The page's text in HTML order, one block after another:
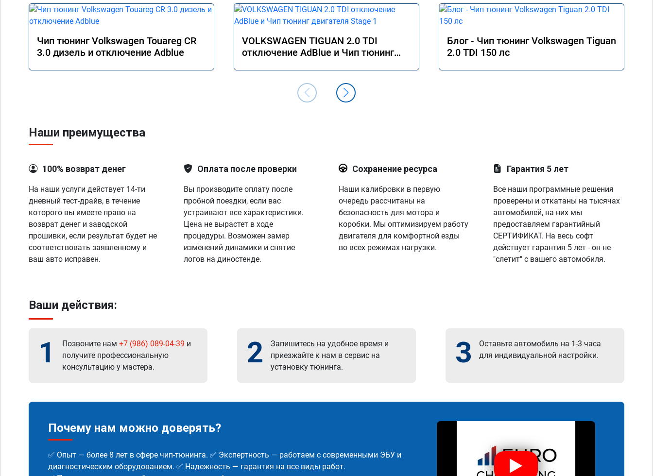
Чип тюнинг Volkswagen Touareg CR
3.0 дизель и отключение Adblue
VOLKSWAGEN TIGUAN 2.0 TDI
отключение AdBlue и Чип тюнинг
Блог - Чип тюнинг Volkswagen Tiguan
2.0 TDI 150 лс
Наши преимущества
100% возврат денег
На наши услуги действует 14-ти
дневный тест-драйв, в течение
которого вы имеете право на
возврат денег и заводской
прошивки, если результат будет не
соответствовать заявленному и
ваш авто исправен.
Оплата после проверки
Вы производите оплату после
пробной поездки, если вас
устраивают все характеристики.
Цена не вырастет в ходе
процедуры. Возможен замер
изменений динамики и снятие
логов на диностенде.
Сохранение ресурса
Наши калибровки в первую
очередь рассчитаны на
безопасность для мотора и
коробки. Мы оптимизируем работу
двигателя для комфортной езды
во всех режимах нагрузки.
Гарантия 5 лет
Все наши программные решения
проверены и откатаны на тысячах
автомобилей, на них мы
предоставляем гарантийный
СЕРТИФИКАТ. На весь софт
действует гарантия 5 лет - он не
"слетит" с вашего автомобиля.
Ваши действия:
1 Позвоните нам +7 (986) 089-04-39 и
получите профессиональную
консультацию у мастера.
2
Запишитесь на удобное время и
приезжайте к нам в сервис на
установку тюнинга.
3
Оставьте автомобиль на 1-3 часа
для индивидуальной настройки.
Почему нам можно доверять?
✅ Опыт — более 8 лет в сфере чип-тюнинга. ✅ Экспертность — работаем с современными ЭБУ и
диагностическим оборудованием. ✅ Надежность — гарантия на все виды работ.